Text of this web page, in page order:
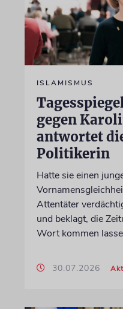
ISLAMISMUS
gegen
antwortet
Politikerin
Hatte sie einen
Attentäter
und beklagt, die
Wort kommen
30.07.2026